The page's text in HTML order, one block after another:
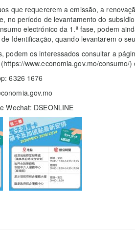
que requererem a emissão, a
no período de levantamento do
electrónico da 1.ª fase, podem
Identificação, quando levantarem o
podem os interessados consultar a
www.economia.gov.mo/consumo/
6326 1676
Wechat: DSEONLINE